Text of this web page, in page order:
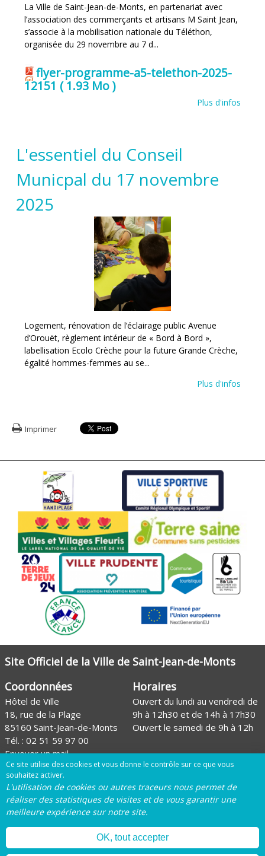
La Ville de Saint-Jean-de-Monts, en partenariat avec
l’association des commerçants et artisans M Saint Jean,
s’associe à la mobilisation nationale du Téléthon,
organisée du 29 novembre au 7 d...
flyer-programme-a5-telethon-2025-
12151 ( 1.93 Mo )
Plus d'infos
L'essentiel du Conseil
Municpal du 17 novembre
2025
Logement, rénovation de l’éclairage public Avenue
d’Orouët, règlement intérieur de « Bord à Bord »,
labellisation Ecolo Crèche pour la future Grande Crèche,
égalité hommes-femmes au se...
Plus d'infos
Imprimer
Site Officiel de la Ville de Saint-Jean-de-Monts
Coordonnées
Hôtel de Ville
18, rue de la Plage
85160 Saint-Jean-de-Monts
Tél. : 02 51 59 97 00
Envoyer un mail
Horaires
Ouvert du lundi au vendredi de
9h à 12h30 et de 14h à 17h30
Ouvert le samedi de 9h à 12h
Site de l'Office de tourisme
Page Facebook de la Ville
Page Instagram de la Ville
Ce site utilise des cookies et vous donne le contrôle sur ce que vous
souhaitez activer.
L'utilisation de cookies ou autres traceurs nous permet de
réaliser des statistiques de visites et de vous garantir une
meilleure expérience sur notre site.
OK, tout accepter